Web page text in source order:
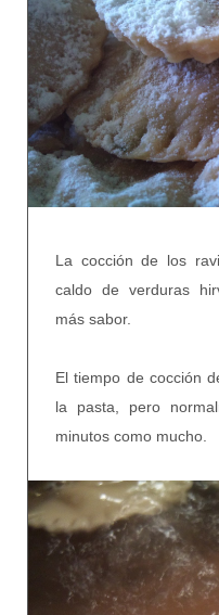
La cocción de los
caldo de verduras
más sabor.
El tiempo de cocción
la pasta, pero
minutos como mucho.